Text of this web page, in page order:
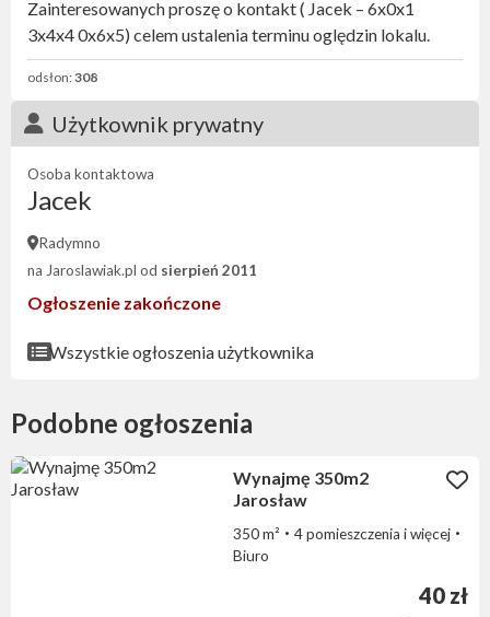
Zainteresowanych proszę o kontakt ( Jacek – 6x0x1
3x4x4 0x6x5) celem ustalenia terminu oględzin lokalu.
odsłon:308
Użytkownik prywatny
Osoba kontaktowa
Jacek
Radymno
na Jaroslawiak.pl od sierpień 2011
Ogłoszenie zakończone
Wszystkie ogłoszenia użytkownika
Podobne ogłoszenia
Wynajmę 350m2
Jarosław
350 m²
4 pomieszczenia i więcej
Biuro
40 zł